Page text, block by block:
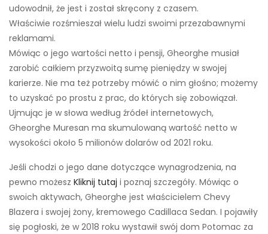
udowodnił, że jest i został skręcony z czasem.
Właściwie rozśmieszał wielu ludzi swoimi przezabawnymi
reklamami.
Mówiąc o jego wartości netto i pensji, Gheorghe musiał
zarobić całkiem przyzwoitą sumę pieniędzy w swojej
karierze. Nie ma też potrzeby mówić o nim głośno; możemy
to uzyskać po prostu z prac, do których się zobowiązał.
Ujmując je w słowa według źródeł internetowych,
Gheorghe Muresan ma skumulowaną wartość netto w
wysokości około 5 milionów dolarów od 2021 roku.
Jeśli chodzi o jego dane dotyczące wynagrodzenia, na
pewno możesz Kliknij tutaj i poznaj szczegóły. Mówiąc o
swoich aktywach, Gheorghe jest właścicielem Chevy
Blazera i swojej żony, kremowego Cadillaca Sedan. I pojawiły
się pogłoski, że w 2018 roku wystawił swój dom Potomac za